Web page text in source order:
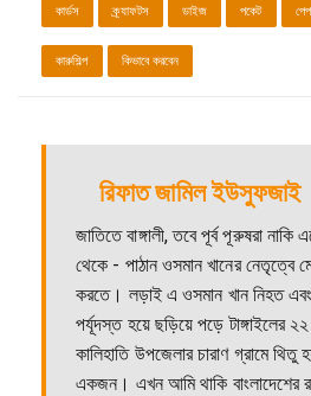
কার্ডস ক্র্যাফটস ডাইজ পকেট
কারুশিল্প কিভাবে করবেন
রিফাত জামিল ইউসুফজাই
জাতিতে বাঙ্গালী, তবে পূর্ব পূরুষরা
থেকে - পাঠান ওসমান খানের নেতৃত্বে
করতে। লড়াই এ ওসমান খান নিহত এবং
পর্যূদস্ত হয়ে ছড়িয়ে পড়ে টাঙ্গাইলের
কালিহাতি উপজেলার চারাণ গ্রামে
একজন। এখন আমি থাকি বাংলাদেশের